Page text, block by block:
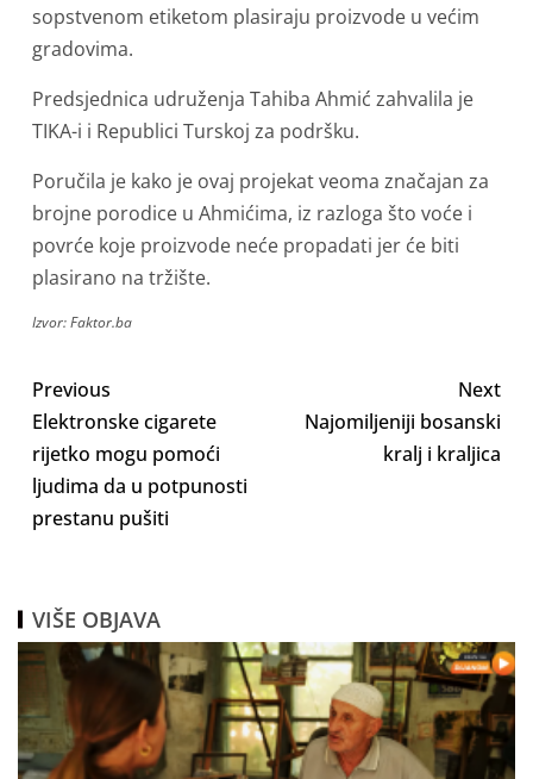
sopstvenom etiketom plasiraju proizvode u većim
gradovima.
Predsjednica udruženja Tahiba Ahmić zahvalila je
TIKA-i i Republici Turskoj za podršku.
Poručila je kako je ovaj projekat veoma značajan za
brojne porodice u Ahmićima, iz razloga što voće i
povrće koje proizvode neće propadati jer će biti
plasirano na tržište.
Izvor: Faktor.ba
Previous
Elektronske cigarete
rijetko mogu pomoći
ljudima da u potpunosti
prestanu pušiti
Next
Najomiljeniji bosanski
kralj i kraljica
VIŠE OBJAVA